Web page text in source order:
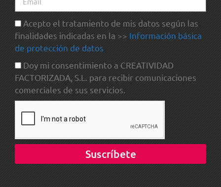
Acepto el tratamiento de mis datos según las
finalidades indicadas en la >> Información básica
de protección de datos
Doy mi consentimiento a CREATIVIDAD
FACTORIZADA, S.L. para recibir comunicaciones
comerciales de sus servicios.
Suscríbete